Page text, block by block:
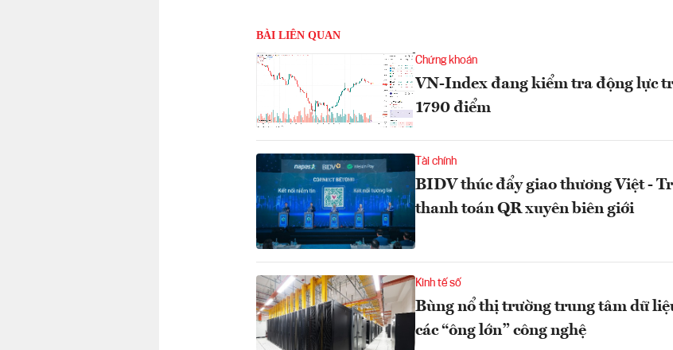
BÀI LIÊN QUAN
Chứng khoán
VN-Index đang kiểm tra động lực
1790 điểm
Tài chính
BIDV thúc đẩy giao thương Việt -
thanh toán QR xuyên biên giới
Kinh tế số
Bùng nổ thị trường trung tâm dữ
các “ông lớn” công nghệ